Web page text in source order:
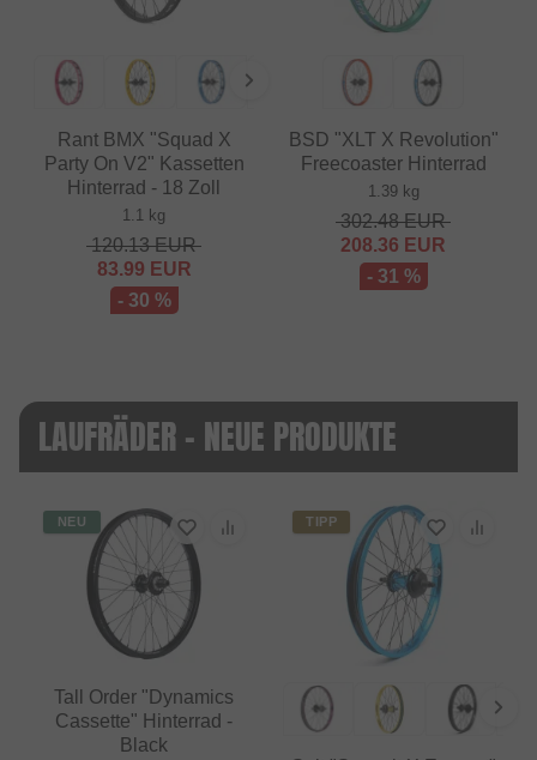
Rant BMX "Squad X
Party On V2" Kassetten
Hinterrad - 18 Zoll
1.1 kg
120.13EUR
83.99 EUR
- 30 %
BSD "XLT X Revolution"
Freecoaster Hinterrad
1.39 kg
302.48EUR
208.36 EUR
- 31 %
LAUFRÄDER - NEUE PRODUKTE
NEU
Tall Order "Dynamics
Cassette" Hinterrad -
Black
TIPP